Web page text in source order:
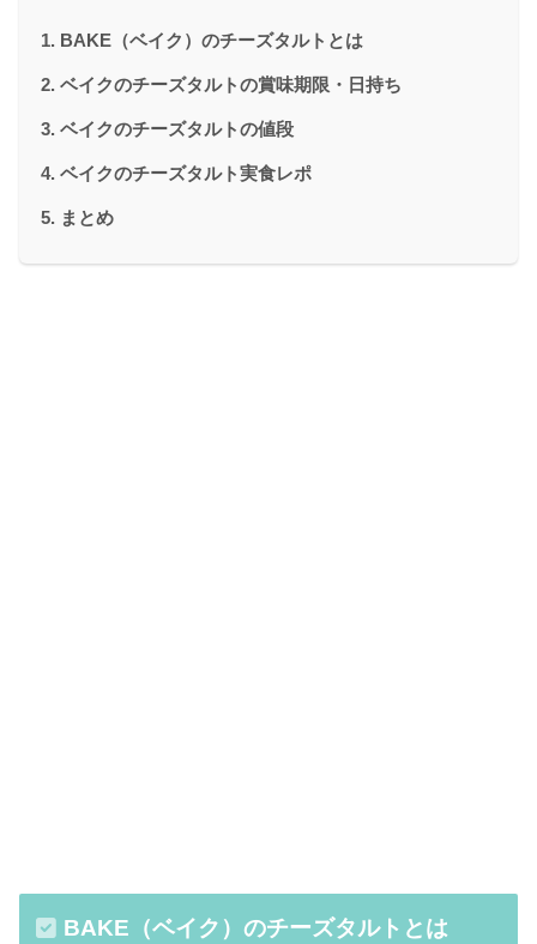
BAKE（ベイク）のチーズタルトとは
ベイクのチーズタルトの賞味期限・日持ち
ベイクのチーズタルトの値段
ベイクのチーズタルト実食レポ
まとめ
BAKE（ベイク）のチーズタルトとは